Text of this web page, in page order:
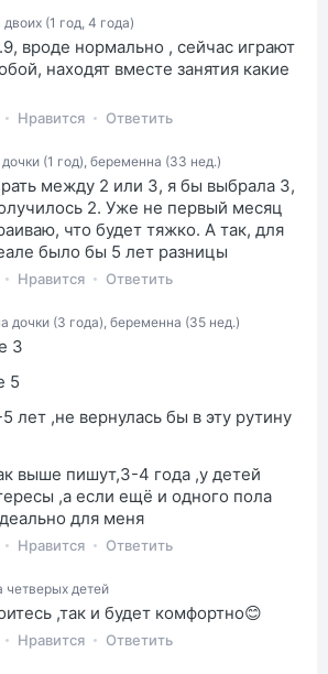
(1 год, 4 года)
вроде нормально , сейчас играют
находят вместе занятия какие
Нравится Ответить
(1 год), беременна (33 нед.)
между 2 или 3, я бы выбрала 3,
2. Уже не первый месяц
что будет тяжко. А так, для
было бы 5 лет разницы
Нравится Ответить
дочки (3 года), беременна (35 нед.)
3
5
лет ,не вернулась бы в эту рутину
выше пишут,3-4 года ,у детей
,а если ещё и одного пола
для меня
Нравится Ответить
детей
,так и будет комфортно😊
Нравится Ответить